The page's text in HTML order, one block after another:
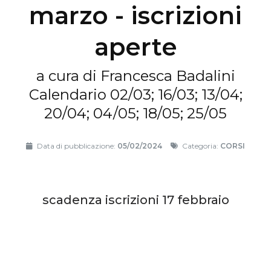
marzo - iscrizioni
aperte
a cura di Francesca Badalini
Calendario 02/03; 16/03; 13/04;
20/04; 04/05; 18/05; 25/05
Data di pubblicazione: 05/02/2024 Categoria: CORSI
scadenza iscrizioni 17 febbraio